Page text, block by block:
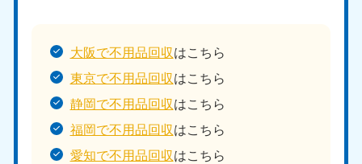
大阪で不用品回収はこちら
東京で不用品回収はこちら
静岡で不用品回収はこちら
福岡で不用品回収はこちら
愛知で不用品回収はこちら